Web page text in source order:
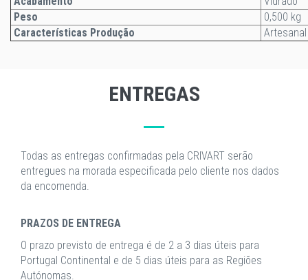
Peso
0,500 kg
Características Produção
Artesanal
ENTREGAS
Todas as entregas confirmadas pela CRIVART serão
entregues na morada especificada pelo cliente nos dados
da encomenda.
PRAZOS DE ENTREGA
O prazo previsto de entrega é de 2 a 3 dias úteis para
Portugal Continental e de 5 dias úteis para as Regiões
Autónomas.